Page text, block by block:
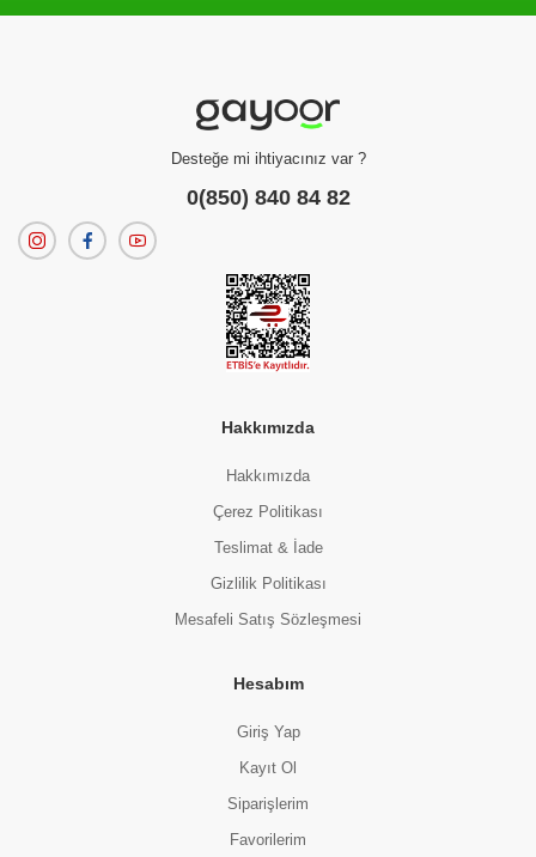
Desteğe mi ihtiyacınız var ?
0(850) 840 84 82
Hakkımızda
Hakkımızda
Çerez Politikası
Teslimat & İade
Gizlilik Politikası
Mesafeli Satış Sözleşmesi
Hesabım
Giriş Yap
Kayıt Ol
Siparişlerim
Favorilerim